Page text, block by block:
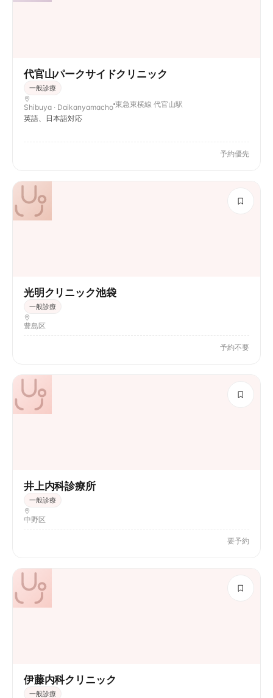
代官山パークサイドクリニック
一般診療
Shibuya · Daikanyamacho 東急東横線 代官山駅
英語、日本語対応
予約優先
光明クリニック池袋
一般診療
豊島区
予約不要
井上内科診療所
一般診療
中野区
要予約
伊藤内科クリニック
一般診療